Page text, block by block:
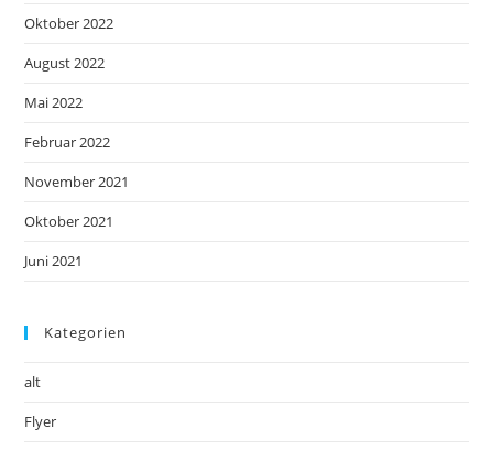
Oktober 2022
August 2022
Mai 2022
Februar 2022
November 2021
Oktober 2021
Juni 2021
Kategorien
alt
Flyer